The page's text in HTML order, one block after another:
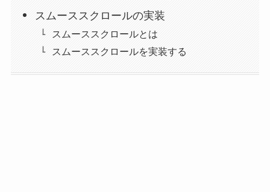
スムーススクロールの実装
スムーススクロールとは
スムーススクロールを実装する